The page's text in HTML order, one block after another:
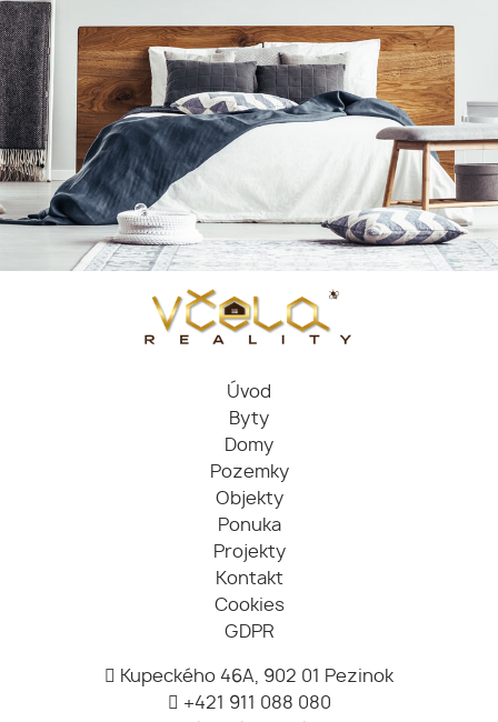
Úvod
Byty
Domy
Pozemky
Objekty
Ponuka
Projekty
Kontakt
Cookies
GDPR
Kupeckého 46A, 902 01 Pezinok
+421 911 088 080